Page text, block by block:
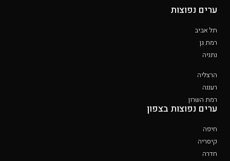
ערים נפוצות
תל אביב
רמת גן
נתניה
הרצליה
רעננה
רמת השרון
ערים נפוצות בצפון
חיפה
קיסריה
חדרה